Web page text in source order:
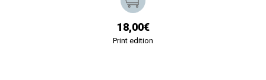
18,00€
Print edition